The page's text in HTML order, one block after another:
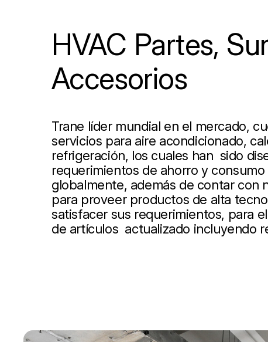
HVAC Partes,
Accesorios
Trane líder mundial en el mercado,
servicios para aire acondicionado,
refrigeración, los cuales han sido
requerimientos de ahorro y
globalmente, además de contar con
para proveer productos de alta
satisfacer sus requerimientos, para
de artículos actualizado incluyendo